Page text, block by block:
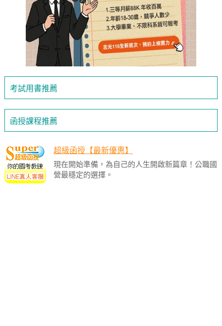
考試用書推薦
函授課程推薦
超級函授【最新優惠】
現在開始準備，為自己的人生開啟新篇章！公職國
營最穩定的選擇。